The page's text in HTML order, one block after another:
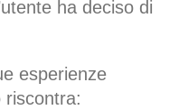
ha deciso di
esperienze
riscontra: